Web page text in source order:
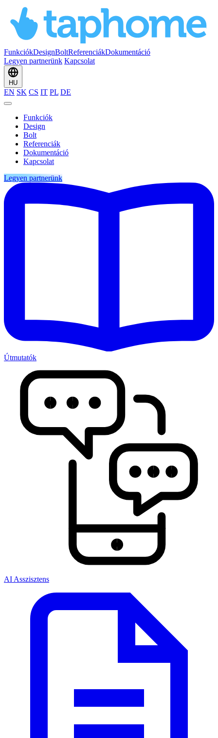
FunkciókDesignBoltReferenciákDokumentáció
Legyen partnerünk Kapcsolat
HU
EN SK CS IT PL DE
Funkciók
Design
Bolt
Referenciák
Dokumentáció
Kapcsolat
Legyen partnerünk
Útmutatók
AI Asszisztens